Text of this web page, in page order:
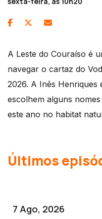
A Leste do Couraíso é
navegar o cartaz do
2026. A Inês Henriques
escolhem alguns
este ano no habitat
Últimos
7 Ago, 2026